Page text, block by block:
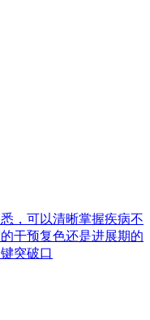
，可以清晰掌握疾病不
干预复色还是进展期的
突破口